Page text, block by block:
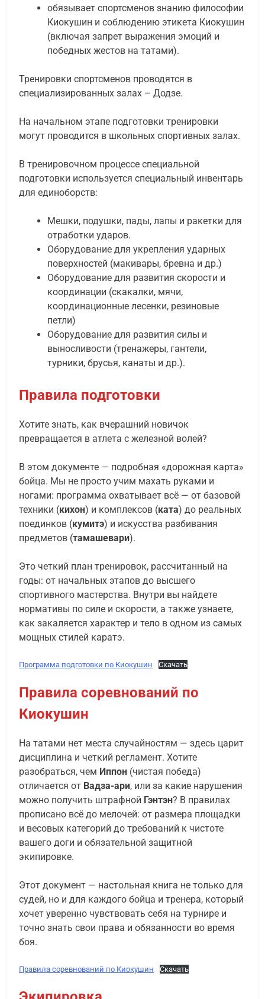
обязывает спортсменов знанию философии
Киокушин и соблюдению этикета Киокушин
(включая запрет выражения эмоций и
победных жестов на татами).
Тренировки спортсменов проводятся в
специализированных залах – Додзе.
На начальном этапе подготовки тренировки
могут проводится в школьных спортивных залах.
В тренировочном процессе специальной
подготовки используется специальный инвентарь
для единоборств:
Мешки, подушки, пады, лапы и ракетки для
отработки ударов.
Оборудование для укрепления ударных
поверхностей (макивары, бревна и др.)
Оборудование для развития скорости и
координации (скакалки, мячи,
координационные лесенки, резиновые
петли)
Оборудование для развития силы и
выносливости (тренажеры, гантели,
турники, брусья, канаты и др.).
Правила подготовки
Хотите знать, как вчерашний новичок
превращается в атлета с железной волей?
В этом документе — подробная «дорожная карта»
бойца. Мы не просто учим махать руками и
ногами: программа охватывает всё — от базовой
техники (кихон) и комплексов (ката) до реальных
поединков (кумитэ) и искусства разбивания
предметов (тамашевари).
Это четкий план тренировок, рассчитанный на
годы: от начальных этапов до высшего
спортивного мастерства. Внутри вы найдете
нормативы по силе и скорости, а также узнаете,
как закаляется характер и тело в одном из самых
мощных стилей каратэ.
Программа подготовки по Киокушин Скачать
Правила соревнований по
Киокушин
На татами нет места случайностям — здесь царит
дисциплина и четкий регламент. Хотите
разобраться, чем Иппон (чистая победа)
отличается от Вадза-ари, или за какие нарушения
можно получить штрафной Гэнтэн? В правилах
прописано всё до мелочей: от размера площадки
и весовых категорий до требований к чистоте
вашего доги и обязательной защитной
экипировке.
Этот документ — настольная книга не только для
судей, но и для каждого бойца и тренера, который
хочет уверенно чувствовать себя на турнире и
точно знать свои права и обязанности во время
боя.
Правила соревнований по Киокушин Скачать